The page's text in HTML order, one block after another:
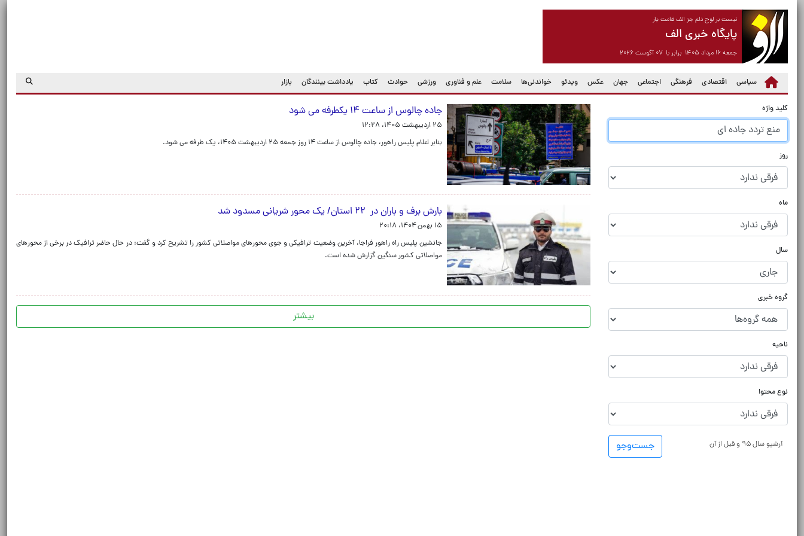
نیست بر لوح دلم جز الف قامت یار
پایگاه خبری الف
جمعه ۱۶ مرداد ۱۴۰۵ برابر با ۰۷ آگوست ۲۰۲۶
سیاسی اقتصادی فرهنگی اجتماعی جهان عکس ویدئو خواندنی‌ها سلامت علم و فناوری ورزشی حوادث کتاب یادداشت بینندگان بازار
کلید واژه
روز
ماه
سال
گروه خبری
ناحیه
نوع محتوا
جست‌و‌جو آرشیو سال ۹۵ و قبل از آن
جاده چالوس از ساعت ۱۴ یکطرفه می شود
۲۵ اردیبهشت ۱۴۰۵، ۱۲:۲۸
بنابر اعلام پلیس راهور، جاده چالوس از ساعت ۱۴ روز جمعه ۲۵ اردیبهشت ۱۴۰۵، یک طرفه می شود.
بارش برف و باران در ۲۲ استان/ یک محور شریانی مسدود شد
۱۵ بهمن ۱۴۰۴، ۲۰:۱۸
جانشین پلیس راه راهور فراجا، آخرین وضعیت ترافیکی و جوی محورهای مواصلاتی کشور را تشریح کرد و گفت: در حال حاضر ترافیک در برخی از محورهای
مواصلاتی کشور سنگین گزارش شده است.
بیشتر